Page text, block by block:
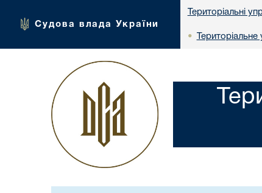
Судова влада України
Територіальні
• Територіальне